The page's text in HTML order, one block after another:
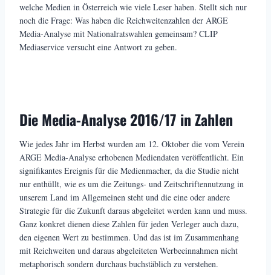
welche Medien in Österreich wie viele Leser haben. Stellt sich nur
noch die Frage: Was haben die Reichweitenzahlen der ARGE
Media-Analyse mit Nationalratswahlen gemeinsam? CLIP
Mediaservice versucht eine Antwort zu geben.
Die Media-Analyse 2016/17 in Zahlen
Wie jedes Jahr im Herbst wurden am 12. Oktober die vom Verein
ARGE Media-Analyse erhobenen Mediendaten veröffentlicht. Ein
signifikantes Ereignis für die Medienmacher, da die Studie nicht
nur enthüllt, wie es um die Zeitungs- und Zeitschriftennutzung in
unserem Land im Allgemeinen steht und die eine oder andere
Strategie für die Zukunft daraus abgeleitet werden kann und muss.
Ganz konkret dienen diese Zahlen für jeden Verleger auch dazu,
den eigenen Wert zu bestimmen. Und das ist im Zusammenhang
mit Reichweiten und daraus abgeleiteten Werbeeinnahmen nicht
metaphorisch sondern durchaus buchstäblich zu verstehen.